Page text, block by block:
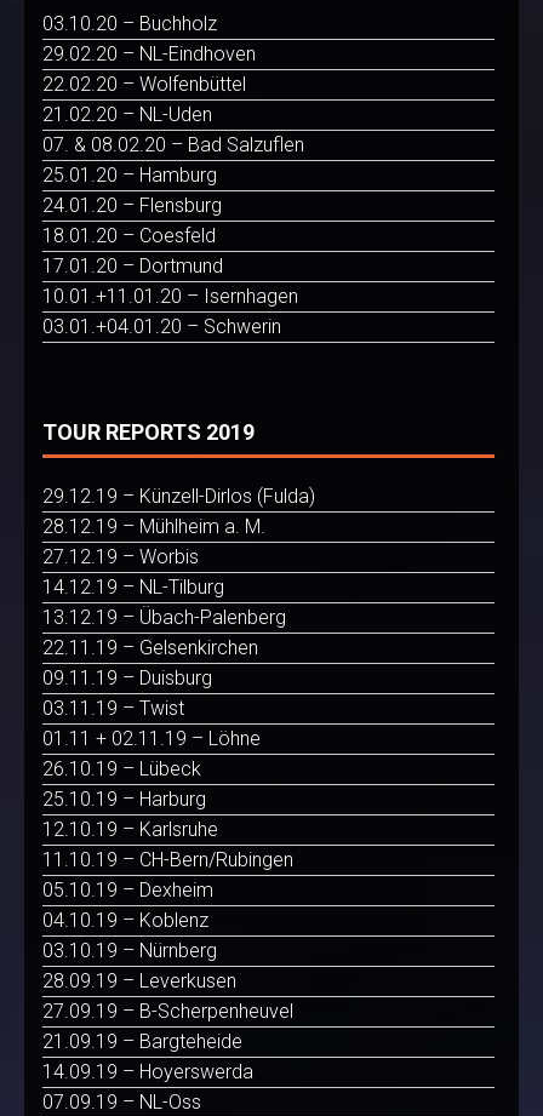
03.10.20 – Buchholz
29.02.20 – NL-Eindhoven
22.02.20 – Wolfenbüttel
21.02.20 – NL-Uden
07. & 08.02.20 – Bad Salzuflen
25.01.20 – Hamburg
24.01.20 – Flensburg
18.01.20 – Coesfeld
17.01.20 – Dortmund
10.01.+11.01.20 – Isernhagen
03.01.+04.01.20 – Schwerin
TOUR REPORTS 2019
29.12.19 – Künzell-Dirlos (Fulda)
28.12.19 – Mühlheim a. M.
27.12.19 – Worbis
14.12.19 – NL-Tilburg
13.12.19 – Übach-Palenberg
22.11.19 – Gelsenkirchen
09.11.19 – Duisburg
03.11.19 – Twist
01.11 + 02.11.19 – Löhne
26.10.19 – Lübeck
25.10.19 – Harburg
12.10.19 – Karlsruhe
11.10.19 – CH-Bern/Rubingen
05.10.19 – Dexheim
04.10.19 – Koblenz
03.10.19 – Nürnberg
28.09.19 – Leverkusen
27.09.19 – B-Scherpenheuvel
21.09.19 – Bargteheide
14.09.19 – Hoyerswerda
07.09.19 – NL-Oss